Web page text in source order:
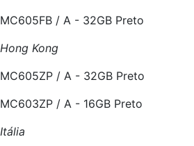
MC605FB / A - 32GB Preto
Hong Kong
MC605ZP / A - 32GB Preto
MC603ZP / A - 16GB Preto
Itália